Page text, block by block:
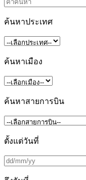
ค้นหาประเทศ
ค้นหาเมือง
ค้นหาสายการบิน
ตั้งแต่วันที่